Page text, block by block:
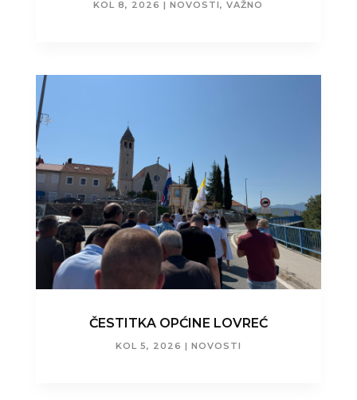
KOL 8, 2026 |NOVOSTI,VAŽNO
ČESTITKA OPĆINE LOVREĆ
KOL 5, 2026 | NOVOSTI